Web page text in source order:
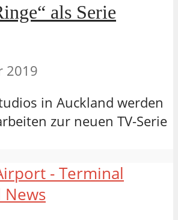
als Serie
2019
in Auckland werden
zur neuen TV-Serie
News